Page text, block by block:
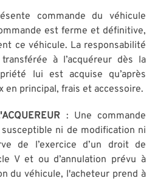
commande du véhicule
est ferme et définitive,
ce véhicule. La responsabilité
à l’acquéreur dès la
lui est acquise qu’après
en principal, frais et accessoire.
: Une commande
ni de modification ni
de l’exercice d’un droit de
V et ou d’annulation prévu à
du véhicule, l'acheteur prend à